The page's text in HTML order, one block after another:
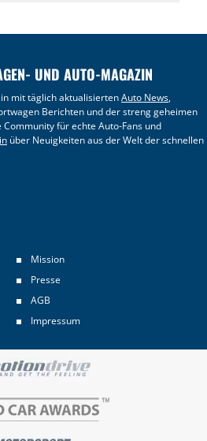
UND AUTO-MAGAZIN
mit täglich aktualisiertenAuto News,
Berichten und der streng geheimen
Community für echte Auto-Fans und
über Neuigkeiten aus der Welt der schnellen
Mission
Presse
AGB
Impressum